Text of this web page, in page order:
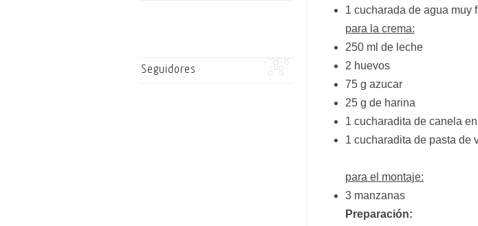
1 cucharada de agua muy
para la crema:
250 ml de leche
2 huevos
75 g azucar
25 g de harina
1 cucharadita de canela
1 cucharadita de pasta de
para el montaje:
3 manzanas
Preparación:
Seguidores